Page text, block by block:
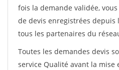
fois la demande validée,
de devis enregistrées depuis
tous les partenaires du
Toutes les demandes devis
service Qualité avant la mise